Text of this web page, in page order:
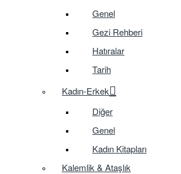
Genel
Gezi Rehberi
Hatıralar
Tarih
Kadın-Erkek
Diğer
Genel
Kadın Kitapları
Kalemlik & Ataşlık